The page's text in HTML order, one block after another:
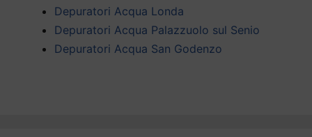
Depuratori Acqua Londa
Depuratori Acqua Palazzuolo sul Senio
Depuratori Acqua San Godenzo